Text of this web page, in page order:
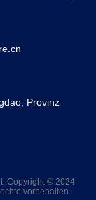
Provinz
Copyright-© 2024-
vorbehalten.